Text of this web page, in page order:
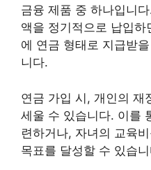
금융 제품 중 하나입니
액을 정기적으로 납입
에 연금 형태로 지급받
니다.
연금 가입 시, 개인의 재
세울 수 있습니다. 이를
련하거나, 자녀의 교육
목표를 달성할 수 있습